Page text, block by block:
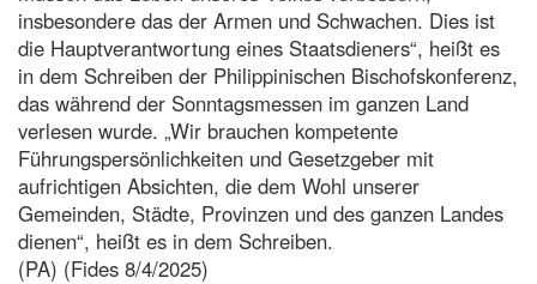
insbesondere das der Armen und Schwachen. Dies ist
die Hauptverantwortung eines Staatsdieners“, heißt es
in dem Schreiben der Philippinischen Bischofskonferenz,
das während der Sonntagsmessen im ganzen Land
verlesen wurde. „Wir brauchen kompetente
Führungspersönlichkeiten und Gesetzgeber mit
aufrichtigen Absichten, die dem Wohl unserer
Gemeinden, Städte, Provinzen und des ganzen Landes
dienen“, heißt es in dem Schreiben.
(PA) (Fides 8/4/2025)